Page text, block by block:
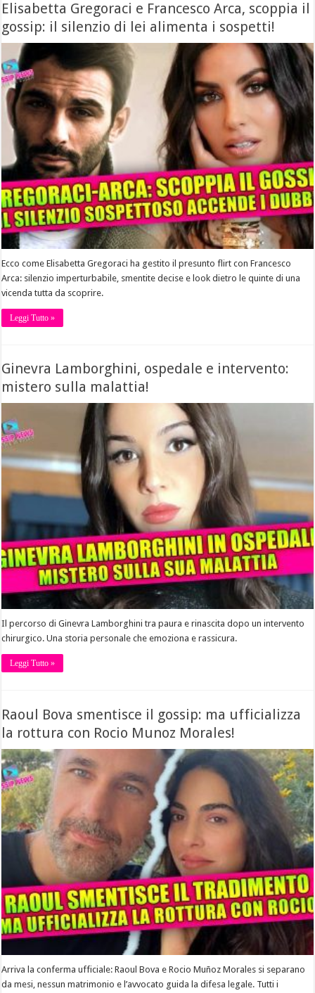
Elisabetta Gregoraci e Francesco Arca, scoppia il
gossip: il silenzio di lei alimenta i sospetti!
Ecco come Elisabetta Gregoraci ha gestito il presunto flirt con Francesco
Arca: silenzio imperturbabile, smentite decise e look dietro le quinte di una
vicenda tutta da scoprire.
Leggi Tutto »
Ginevra Lamborghini, ospedale e intervento:
mistero sulla malattia!
Il percorso di Ginevra Lamborghini tra paura e rinascita dopo un intervento
chirurgico. Una storia personale che emoziona e rassicura.
Leggi Tutto »
Raoul Bova smentisce il gossip: ma ufficializza
la rottura con Rocio Munoz Morales!
Arriva la conferma ufficiale: Raoul Bova e Rocio Muñoz Morales si separano
da mesi, nessun matrimonio e l’avvocato guida la difesa legale. Tutti i